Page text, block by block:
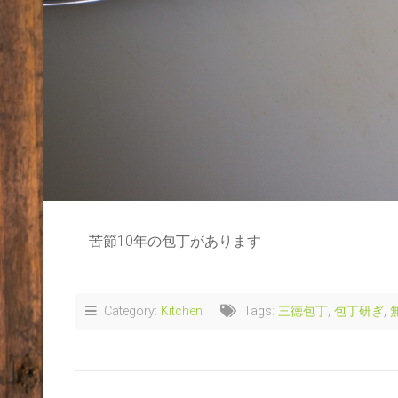
苦節10年の包丁があります
Category: Kitchen Tags: 三徳包丁, 包丁研ぎ,